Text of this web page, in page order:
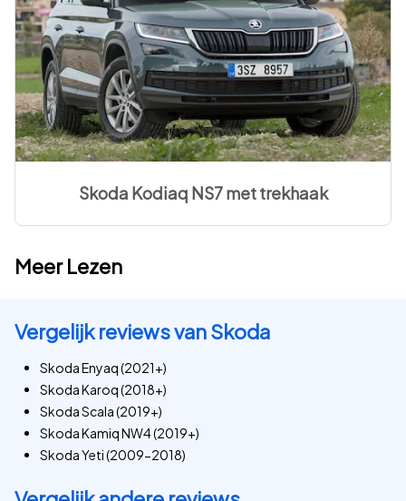
Skoda Kodiaq NS7 met trekhaak
Meer Lezen
Vergelijk reviews van Skoda
Skoda Enyaq (2021+)
Skoda Karoq (2018+)
Skoda Scala (2019+)
Skoda Kamiq NW4 (2019+)
Skoda Yeti (2009-2018)